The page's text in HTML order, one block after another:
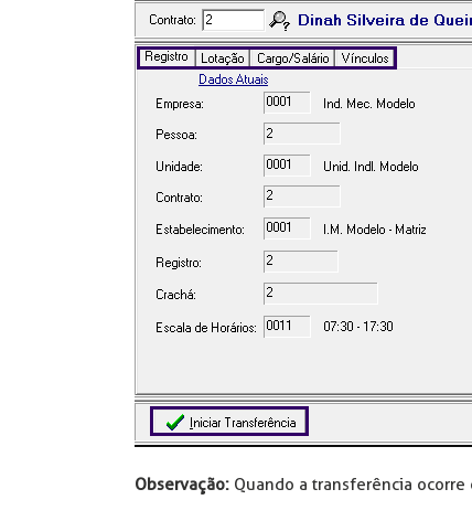
Observação: Quando a transferência